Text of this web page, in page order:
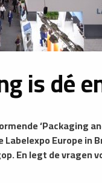
is dé
‘Packaging
Europe
En legt de vragen